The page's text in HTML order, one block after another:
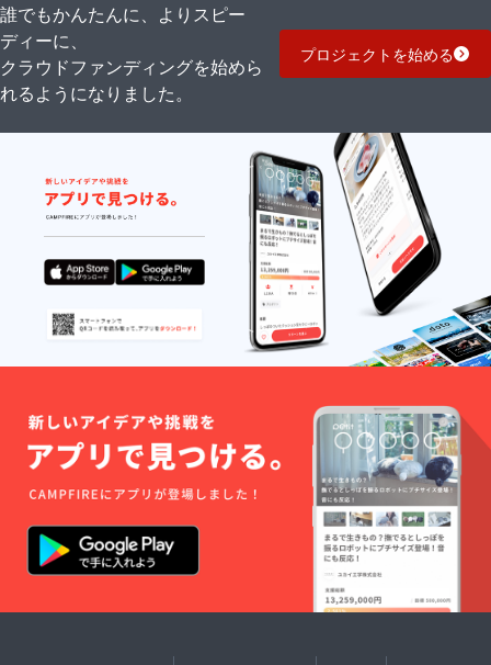
誰でもかんたんに、よりスピー
ディーに、
クラウドファンディングを始めら
れるようになりました。
プロジェクトを始める